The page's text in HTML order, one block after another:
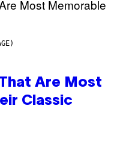
Are Most
Classic